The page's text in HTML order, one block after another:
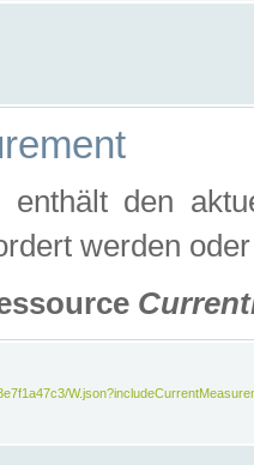
enthält den
werden